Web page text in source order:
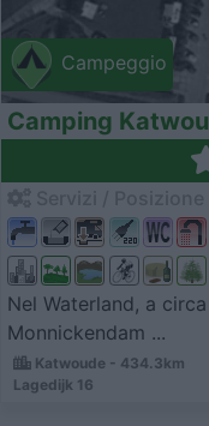
Campeggio
Camping
Nel Waterland, a
Monnickendam ...
Katwoude - 434.3km
Lagedijk 16